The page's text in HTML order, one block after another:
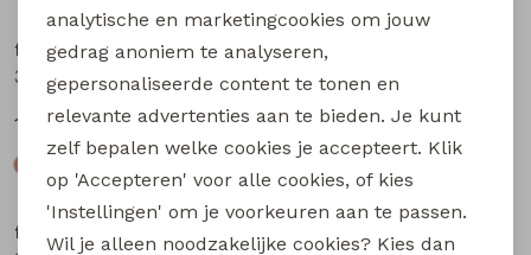
flinq newborn
3312200 W20303 baby jongens lange broek Bruin
12,99
flinq newborn
12,99
flinq newborn
flinq newborn
analytische en marketingcookies om jouw
gedrag anoniem te analyseren,
gepersonaliseerde content te tonen en
relevante advertenties aan te bieden. Je kunt
zelf bepalen welke cookies je accepteert. Klik
op 'Accepteren' voor alle cookies, of kies
'Instellingen' om je voorkeuren aan te passen.
Wil je alleen noodzakelijke cookies? Kies dan